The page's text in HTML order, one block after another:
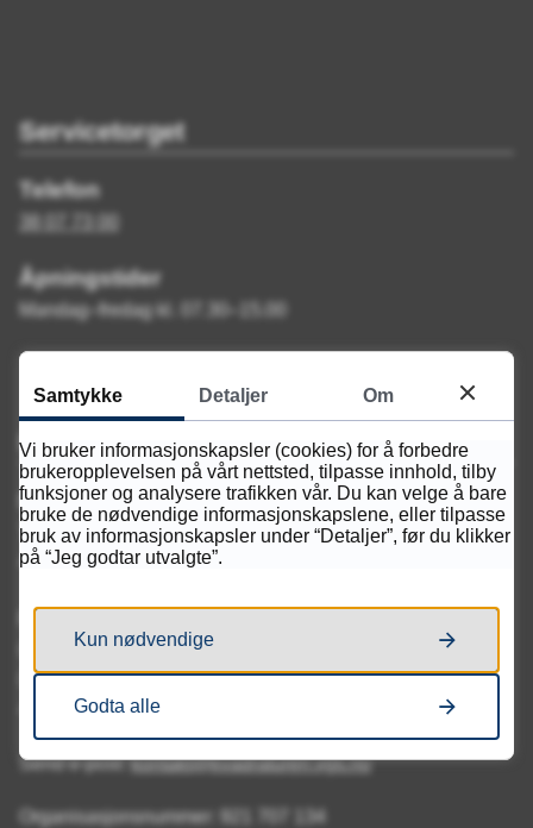
Servicetorget
Telefon
Åpningstider
Mandag–fredag kl. 07.30–15.00
Kontakt oss
Besøksadresse
Tollbodgata 75
4614 Kristiansand
Postadresse
Kvadraturen videregående skole
Postboks 788 Stoa
4809 Arendal
Send e-post:kontakt@kvadraturen.vgs.no
Organisasjonsnummer: 921 707 134
Samtykke Detaljer Om
Vi bruker informasjonskapsler (cookies) for å forbedre
brukeropplevelsen på vårt nettsted, tilpasse innhold, tilby
funksjoner og analysere trafikken vår. Du kan velge å bare
bruke de nødvendige informasjonskapslene, eller tilpasse
bruk av informasjonskapsler under “Detaljer”, før du klikker
på “Jeg godtar utvalgte”.
Kun nødvendige
Godta alle